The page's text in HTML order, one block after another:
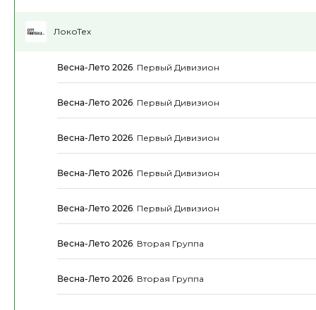
ЛокоТех
Весна-Лето 2026. Первый Дивизион
Весна-Лето 2026. Первый Дивизион
Весна-Лето 2026. Первый Дивизион
Весна-Лето 2026. Первый Дивизион
Весна-Лето 2026. Первый Дивизион
Весна-Лето 2026. Вторая Группа
Весна-Лето 2026. Вторая Группа